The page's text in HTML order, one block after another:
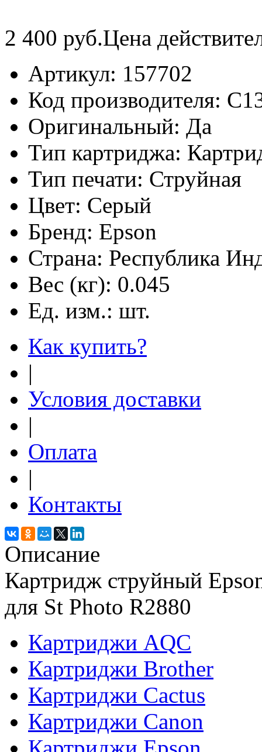
2 400 руб.Цена
Артикул: 157702
Код производителя:
Оригинальный: Да
Тип картриджа:
Тип печати: Струйная
Цвет: Серый
Бренд: Epson
Страна: Республика
Вес (кг): 0.045
Ед. изм.: шт.
Как купить?
|
Условия доставки
|
Оплата
|
Контакты
Описание
Картридж струйный
для St Photo R2880
Картриджи AQC
Картриджи Brother
Картриджи Cactus
Картриджи Canon